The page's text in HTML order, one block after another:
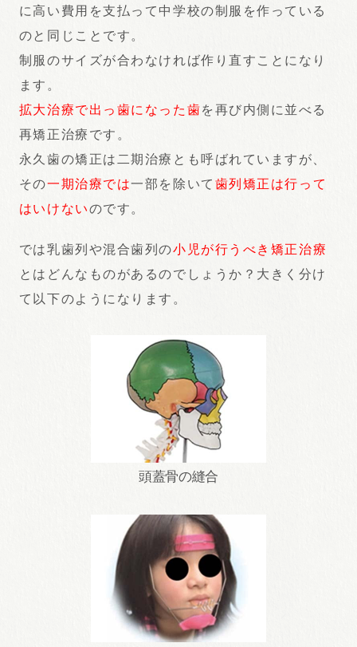
に高い費用を支払って中学校の制服を作っている
のと同じことです。
制服のサイズが合わなければ作り直すことになり
ます。
拡大治療で出っ歯になった歯を再び内側に並べる
再矯正治療です。
永久歯の矯正は二期治療とも呼ばれていますが、
その一期治療では一部を除いて 歯列矯正は行って
はいけないのです。
では乳歯列や混合歯列の小児が行うべき矯正治療
とはどんなものがあるのでしょうか？大きく分け
て以下のようになります。
頭蓋骨の縫合